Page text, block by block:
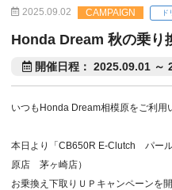
2025.09.02 CAMPAIGN ド
Honda Dream 秋の乗り
開催日程： 2025.09.01 ～
いつもHonda Dream相模原をご利用
本日より「CB650R E-Clutch パー
原店 茅ヶ崎店）
お乗換え下取りＵＰキャンペーンを